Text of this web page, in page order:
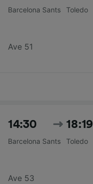
Barcelona Sants Toledo
Ave 51
14:30
Barcelona Sants
18:19
Toledo
Ave 53